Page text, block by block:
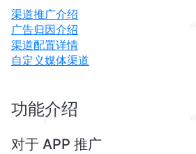
渠道推广介绍
广告归因介绍
渠道配置详情
自定义媒体渠道
功能介绍
对于 APP 推广